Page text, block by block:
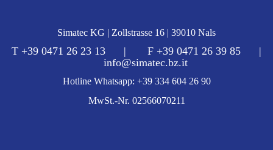
Simatec KG | Zollstrasse 16 | 39010 Nals
T +39 0471 26 23 13 | F +39 0471 26 39 85 |
info@simatec.bz.it
Hotline Whatsapp: +39 334 604 26 90
MwSt.-Nr. 02566070211